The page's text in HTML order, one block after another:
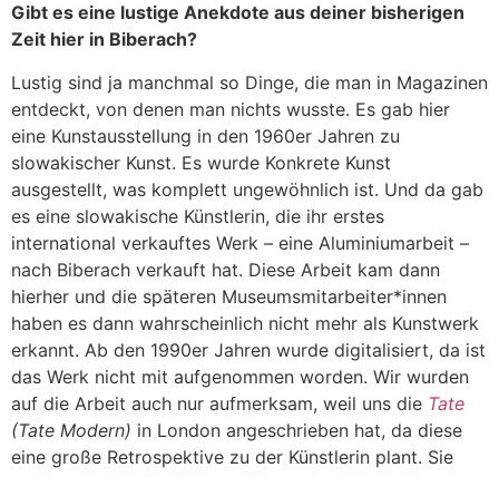
Gibt es eine lustige Anekdote aus deiner bisherigen
Zeit hier in Biberach?
Lustig sind ja manchmal so Dinge, die man in Magazinen
entdeckt, von denen man nichts wusste. Es gab hier
eine Kunstausstellung in den 1960er Jahren zu
slowakischer Kunst. Es wurde Konkrete Kunst
ausgestellt, was komplett ungewöhnlich ist. Und da gab
es eine slowakische Künstlerin, die ihr erstes
international verkauftes Werk – eine Aluminiumarbeit –
nach Biberach verkauft hat. Diese Arbeit kam dann
hierher und die späteren Museumsmitarbeiter*innen
haben es dann wahrscheinlich nicht mehr als Kunstwerk
erkannt. Ab den 1990er Jahren wurde digitalisiert, da ist
das Werk nicht mit aufgenommen worden. Wir wurden
auf die Arbeit auch nur aufmerksam, weil uns die Tate
(Tate Modern) in London angeschrieben hat, da diese
eine große Retrospektive zu der Künstlerin plant. Sie